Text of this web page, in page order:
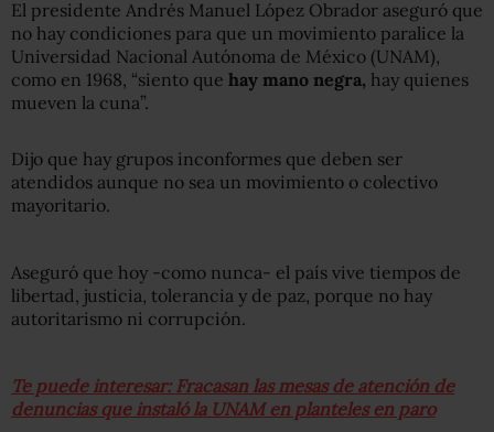
El presidente Andrés Manuel López Obrador aseguró que
no hay condiciones para que un movimiento paralice la
Universidad Nacional Autónoma de México (UNAM),
como en 1968, “siento que hay mano negra, hay quienes
mueven la cuna”.
Dijo que hay grupos inconformes que deben ser
atendidos aunque no sea un movimiento o colectivo
mayoritario.
Aseguró que hoy -como nunca- el país vive tiempos de
libertad, justicia, tolerancia y de paz, porque no hay
autoritarismo ni corrupción.
Te puede interesar: Fracasan las mesas de atención de
denuncias que instaló la UNAM en planteles en paro